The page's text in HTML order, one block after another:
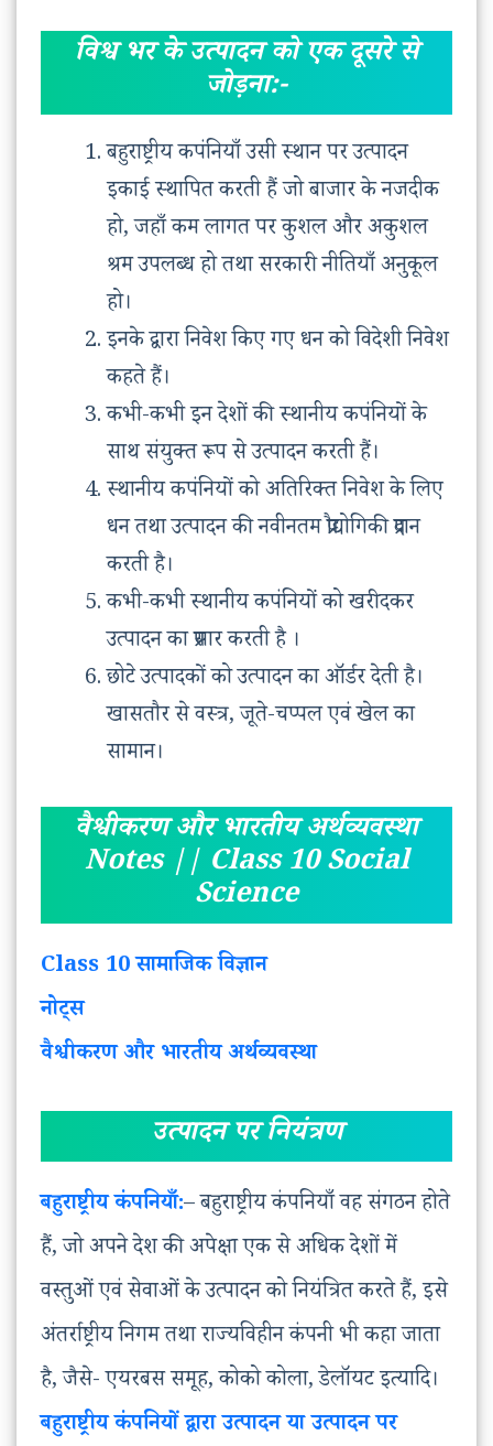
विश्व भर के उत्पादन को एक दूसरे से
जोड़ना:-
बहुराष्ट्रीय कपंनियाँ उसी स्थान पर उत्पादन
इकाई स्थापित करती हैं जो बाजार के नजदीक
हो, जहाँ कम लागत पर कुशल और अकुशल
श्रम उपलब्ध हो तथा सरकारी नीतियाँ अनुकूल
हो।
इनके द्वारा निवेश किए गए धन को विदेशी निवेश
कहते हैं।
कभी-कभी इन देशों की स्थानीय कपंनियों के
साथ संयुक्त रूप से उत्पादन करती हैं।
स्थानीय कपंनियों को अतिरिक्त निवेश के लिए
धन तथा उत्पादन की नवीनतम प्रौद्योगिकी प्रदान
करती है।
कभी-कभी स्थानीय कपंनियों को खरीदकर
उत्पादन का प्रसार करती है ।
छोटे उत्पादकों को उत्पादन का ऑर्डर देती है।
खासतौर से वस्त्र, जूते-चप्पल एवं खेल का
सामान।
वैश्वीकरण और भारतीय अर्थव्यवस्था
Notes || Class 10 Social
Science
Class 10 सामाजिक विज्ञान
नोट्स
वैश्वीकरण और भारतीय अर्थव्यवस्था
उत्पादन पर नियंत्रण
बहुराष्ट्रीय कंपनियाँ:– बहुराष्ट्रीय कंपनियाँ वह संगठन होते
हैं, जो अपने देश की अपेक्षा एक से अधिक देशों में
वस्तुओं एवं सेवाओं के उत्पादन को नियंत्रित करते हैं, इसे
अंतर्राष्ट्रीय निगम तथा राज्यविहीन कंपनी भी कहा जाता
है, जैसे- एयरबस समूह, कोको कोला, डेलॉयट इत्यादि।
बहुराष्ट्रीय कंपनियों द्वारा उत्पादन या उत्पादन पर